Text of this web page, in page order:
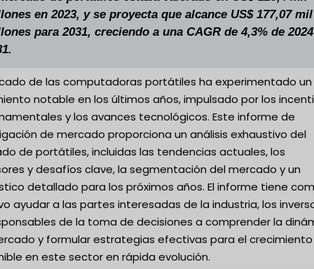
en 2023, y se proyecta que alcance US$ 177,07 mil
para 2031, creciendo a una CAGR de 4,3% de
de las computadoras portátiles ha experimentado un
notable en los últimos años, impulsado por los
y los avances tecnológicos. Este informe de
de mercado proporciona un análisis exhaustivo del
de portátiles, incluidas las tendencias actuales, los
y desafíos clave, la segmentación del mercado y un
detallado para los próximos años. El informe tiene
ayudar a las partes interesadas de la industria, los
de la toma de decisiones a comprender la
y formular estrategias efectivas para el crecimiento
en este sector en rápida evolución.